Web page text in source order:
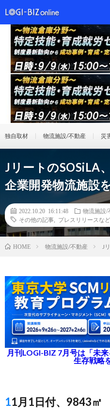
独自取材 物流施設/不動産 災
JリートのSOSiLA
企業開発物流施設
2022.10.20 16:11:48
物流施設/
その他の記事
プレスリリースなど
HOME 物流施設/不動産 J
月刊LOGI-BIZ 7月号は「未
生存戦略
11月1日付、9843㎡